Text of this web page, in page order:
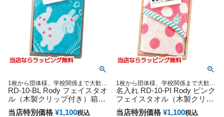
1枚から団体様、学校関係まで大歓
迎！卒園 入園 記念品 なまえ入り ハ
ンカチタオル ネーム刺繍タオル クリ
スマス 御出産祝い 出産記念
RD-10-BL Rody フェイスタオ
ル（木製クリップ付き）箱付
ロディ
当店特別価格 ¥1,100税込
1枚から団体様、学校関係まで大歓
迎！卒園 入園 記念品 なまえ入り ハ
ンカチタオル ネーム刺繍タオル クリ
スマス 御出産祝い 出産記念
名入れ RD-10-PI Rody ピンク
フェイスタオル（木製クリッ
プ付き）ギフトタオル
当店特別価格 ¥1,100税込